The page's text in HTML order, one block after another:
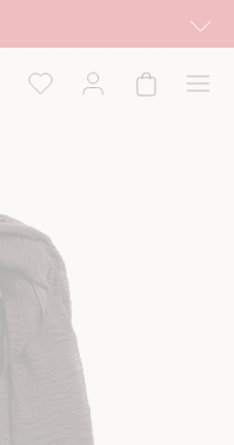
oraz na kappahl.com. Ofert